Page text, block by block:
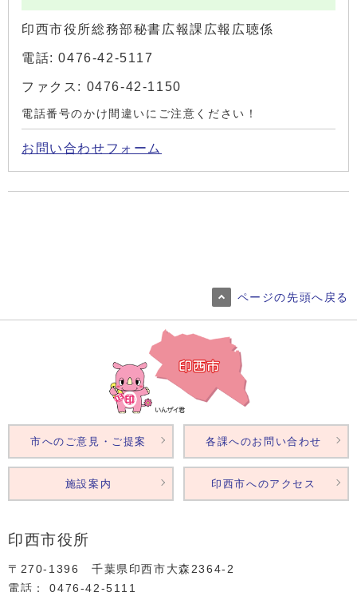
印西市役所総務部秘書広報課広報広聴係
電話: 0476-42-5117
ファクス: 0476-42-1150
電話番号のかけ間違いにご注意ください！
お問い合わせフォーム
ページの先頭へ戻る
印西市役所
〒270-1396 千葉県印西市大森2364‐2
電話： 0476‐42‐5111
市へのご意見・ご提案 各課へのお問い合わせ
施設案内 印西市へのアクセス